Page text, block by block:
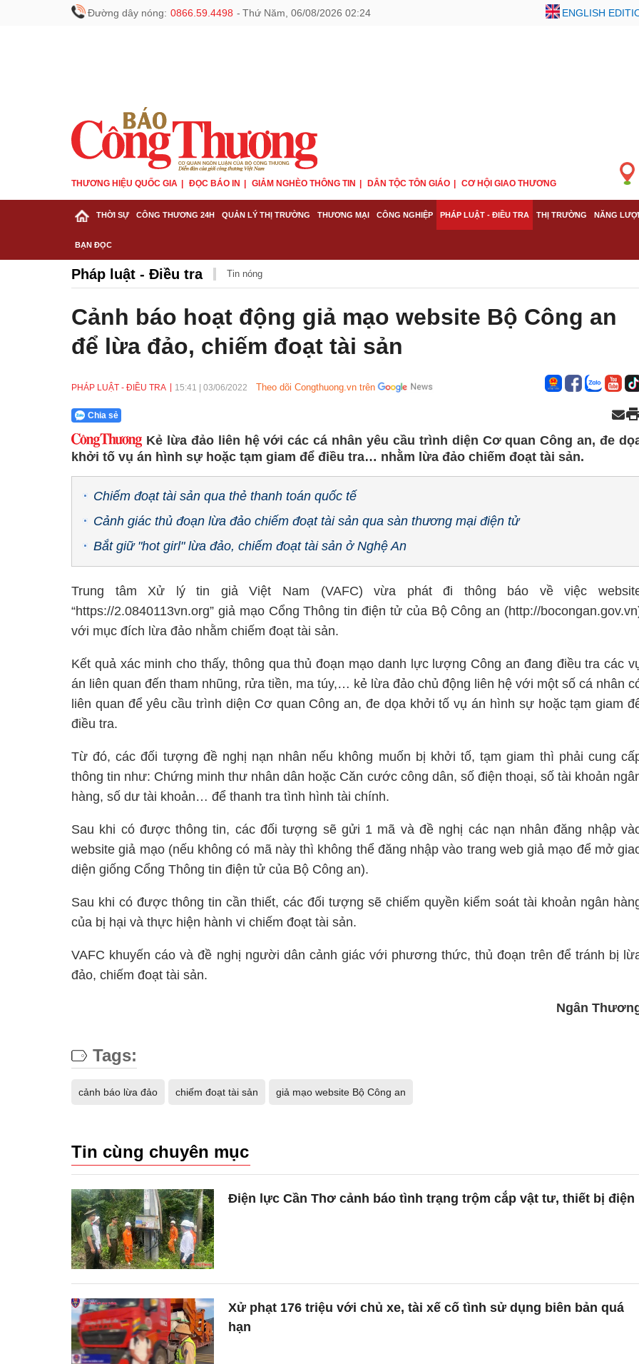
Đường dây nóng: 0866.59.4498 - Thứ Năm, 06/08/2026 02:24 ENGLISH
THƯƠNG HIỆU QUỐC GIA ĐỌC BÁO IN GIẢM NGHÈO THÔNG TIN DÂN TỘC TÔN GIÁO CƠ HỘI GIAO THƯƠNG
THỜI SỰ CÔNG THƯƠNG 24H QUẢN LÝ THỊ TRƯỜNG THƯƠNG MẠI CÔNG NGHIỆP PHÁP LUẬT - ĐIỀU TRA THỊ TRƯỜNG NĂNG
BẠN ĐỌC
Pháp luật - Điều tra Tin nóng
Cảnh báo hoạt động giả mạo website Bộ Công an
để lừa đảo, chiếm đoạt tài sản
PHÁP LUẬT - ĐIỀU TRA 15:41 03/06/2022 Theo dõi Congthuong.vn trên
Chia sẻ
Kẻ lừa đảo liên hệ với các cá nhân yêu cầu trình diện Cơ quan Công an, đe
khởi tố vụ án hình sự hoặc tạm giam để điều tra… nhằm lừa đảo chiếm đoạt tài sản.
Chiếm đoạt tài sản qua thẻ thanh toán quốc tế
Cảnh giác thủ đoạn lừa đảo chiếm đoạt tài sản qua sàn thương mại điện tử
Bắt giữ "hot girl" lừa đảo, chiếm đoạt tài sản ở Nghệ An
Trung tâm Xử lý tin giả Việt Nam (VAFC) vừa phát đi thông báo về việc
“https://2.0840113vn.org” giả mạo Cổng Thông tin điện tử của Bộ Công an (http://
với mục đích lừa đảo nhằm chiếm đoạt tài sản.
Kết quả xác minh cho thấy, thông qua thủ đoạn mạo danh lực lượng Công an đang điều tra các
án liên quan đến tham nhũng, rửa tiền, ma túy,… kẻ lừa đảo chủ động liên hệ với một số cá nhân
liên quan để yêu cầu trình diện Cơ quan Công an, đe dọa khởi tố vụ án hình sự hoặc tạm giam
điều tra.
Từ đó, các đối tượng đề nghị nạn nhân nếu không muốn bị khởi tố, tạm giam thì phải cung
thông tin như: Chứng minh thư nhân dân hoặc Căn cước công dân, số điện thoại, số tài khoản
hàng, số dư tài khoản… để thanh tra tình hình tài chính.
Sau khi có được thông tin, các đối tượng sẽ gửi 1 mã và đề nghị các nạn nhân đăng nhập
website giả mạo (nếu không có mã này thì không thể đăng nhập vào trang web giả mạo để mở
diện giống Cổng Thông tin điện tử của Bộ Công an).
Sau khi có được thông tin cần thiết, các đối tượng sẽ chiếm quyền kiểm soát tài khoản ngân
của bị hại và thực hiện hành vi chiếm đoạt tài sản.
VAFC khuyến cáo và đề nghị người dân cảnh giác với phương thức, thủ đoạn trên để tránh bị
đảo, chiếm đoạt tài sản.
Ngân
Tags:
cảnh báo lừa đảo chiếm đoạt tài sản giả mạo website Bộ Công an
Tin cùng chuyên mục
Điện lực Cần Thơ cảnh báo tình trạng trộm cắp vật tư, thiết bị điện
Xử phạt 176 triệu với chủ xe, tài xế cố tình sử dụng biên bản quá
hạn